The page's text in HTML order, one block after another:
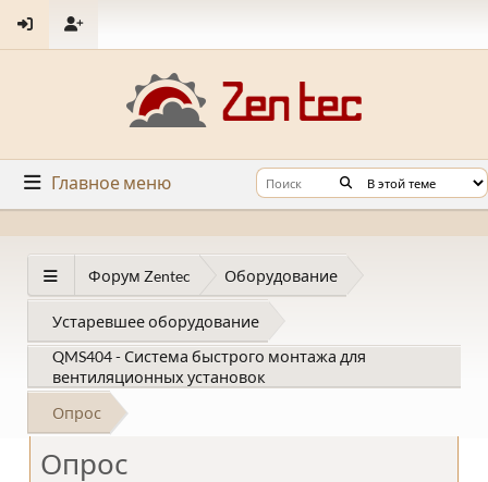
Главное меню
Форум Zentec Оборудование
Устаревшее оборудование
QMS404 - Система быстрого монтажа для
вентиляционных установок
Опрос
Опрос